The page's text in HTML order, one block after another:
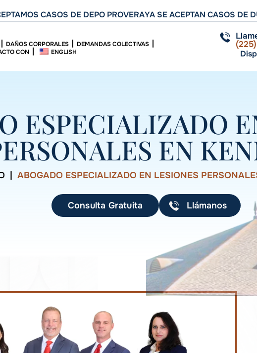
CASOS DE DEPO PROVERAYA SE ACEPTAN CASOS DE
DAÑOS CORPORALES
DEMANDAS COLECTIVAS
CON
ENGLISH
ESPECIALIZADO
EN
| ABOGADO ESPECIALIZADO EN LESIONES
Consulta Gratuita Llámanos